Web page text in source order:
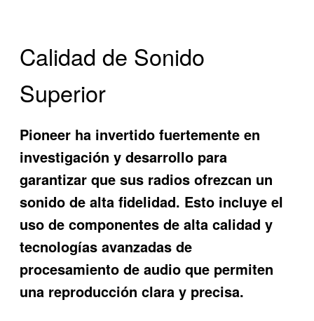
Calidad de Sonido
Superior
Pioneer ha invertido fuertemente en
investigación y desarrollo para
garantizar que sus radios ofrezcan un
sonido de alta fidelidad. Esto incluye el
uso de componentes de alta calidad y
tecnologías avanzadas de
procesamiento de audio que permiten
una reproducción clara y precisa.